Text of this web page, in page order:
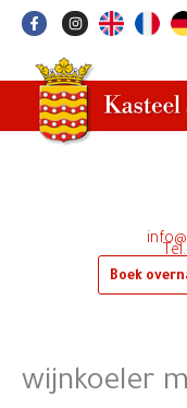
inhoud
F
a
b
o
o
k
-
I
n
a
g
r
a
m
Boek
wijnkoeler